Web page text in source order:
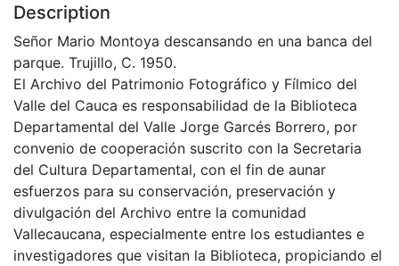
Description
Señor Mario Montoya descansando en una banca del
parque. Trujillo, C. 1950.
El Archivo del Patrimonio Fotográfico y Fílmico del
Valle del Cauca es responsabilidad de la Biblioteca
Departamental del Valle Jorge Garcés Borrero, por
convenio de cooperación suscrito con la Secretaria
del Cultura Departamental, con el fin de aunar
esfuerzos para su conservación, preservación y
divulgación del Archivo entre la comunidad
Vallecaucana, especialmente entre los estudiantes e
investigadores que visitan la Biblioteca, propiciando el